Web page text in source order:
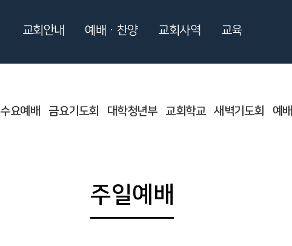
수요예배 금요기도회 대학청년부 교회학교 새벽기도회 예
주일예배
교회안내 예배ㆍ찬양 교회사역 교육